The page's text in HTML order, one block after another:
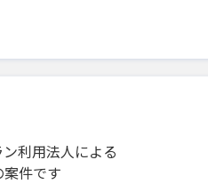
利用法人による
件です